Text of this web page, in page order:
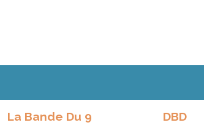
La Bande Du 9
DBD